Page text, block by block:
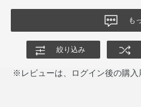
も
絞り込み
※レビューは、ログイン後の購入